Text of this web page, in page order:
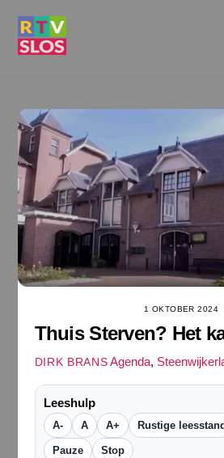
1 OKTOBER 2024
Thuis Sterven? Het
DIRK BRANS Agenda,
Leeshulp
A- A A+ Rustige leesstand
Pauze Stop